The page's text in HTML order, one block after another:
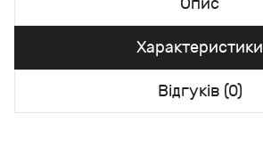
Характеристики
Відгуків (0)